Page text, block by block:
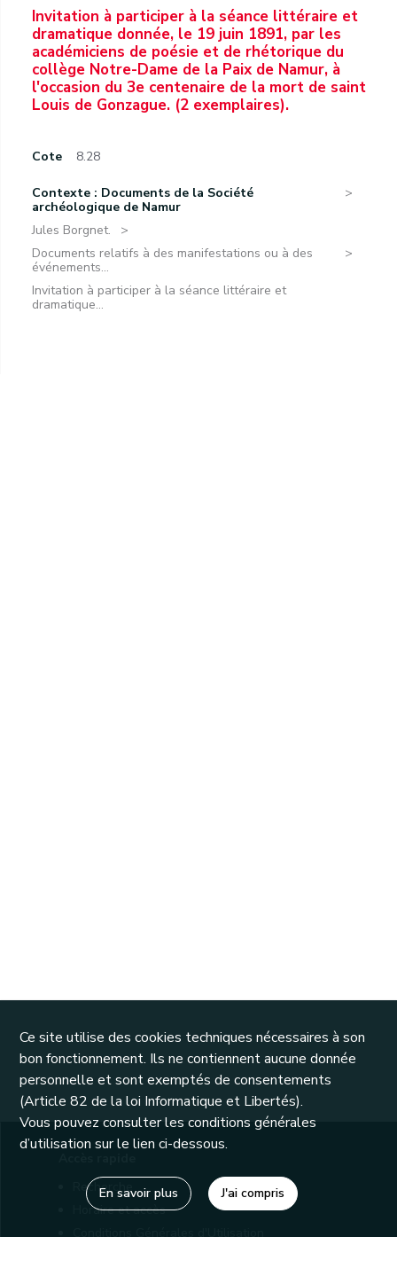
Invitation à participer à la séance littéraire et
dramatique donnée, le 19 juin 1891, par les
académiciens de poésie et de rhétorique du
collège Notre-Dame de la Paix de Namur, à
l'occasion du 3e centenaire de la mort de saint
Louis de Gonzague. (2 exemplaires).
Cote 8.28
Contexte : Documents de la Société
archéologique de Namur
Jules Borgnet.
Documents relatifs à des manifestations ou à des
événements...
Invitation à participer à la séance littéraire et
dramatique...
Recherche
Horaire et accès
Conditions Générales d'Utilisation
Ce site utilise des cookies techniques nécessaires à son
bon fonctionnement. Ils ne contiennent aucune donnée
personnelle et sont exemptés de consentements
(Article 82 de la loi Informatique et Libertés).
Vous pouvez consulter les conditions générales
d’utilisation sur le lien ci-dessous.
En savoir plus J'ai compris